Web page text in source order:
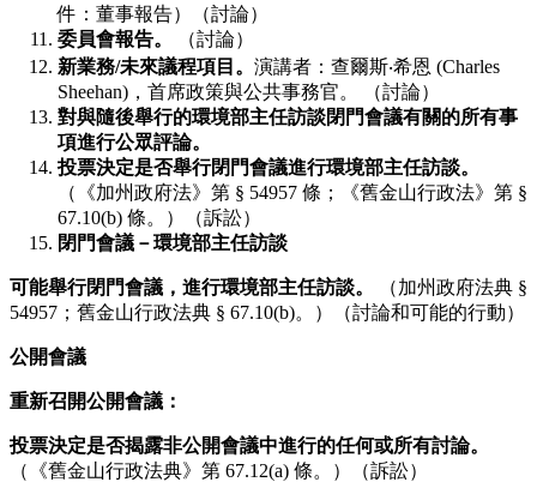
件：董事報告）（討論）
委員會報告。
（討論）
新業務/未來議程項目。 演講者：查爾斯‧希恩 (Charles
Sheehan)，首席政策與公共事務官。 （討論）
對與隨後舉行的環境部主任訪談閉門會議有關的所有事
項進行公眾評論。
投票決定是否舉行閉門會議進行環境部主任訪談。
（《加州政府法》第 § 54957 條；《舊金山行政法》第 §
67.10(b) 條。）（訴訟）
閉門會議－環境部主任訪談
可能舉行閉門會議，進行環境部主任訪談。
（加州政府法典 §
54957；舊金山行政法典 § 67.10(b)。）（討論和可能的行動）
公開會議
重新召開公開會議：
投票決定是否揭露非公開會議中進行的任何或所有討論。
（《舊金山行政法典》第 67.12(a) 條。）（訴訟）